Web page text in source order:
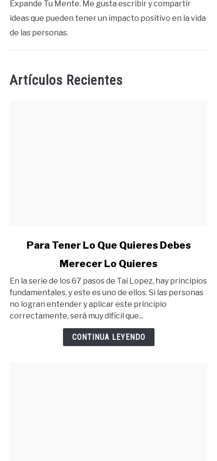
Expande Tu Mente. Me gusta escribir y compartir
ideas que pueden tener un impacto positivo en la vida
de las personas.
Artículos Recientes
Tener
Lo
Que
Quieres
Para Tener Lo Que Quieres Debes
Merecer Lo Quieres
En la serie de los 67 pasos de Tai Lopez, hay principios
fundamentales, y este es uno de ellos. Si las personas
no logran entender y aplicar este principio
correctamente, será muy difícil que...
CONTINUA LEYENDO